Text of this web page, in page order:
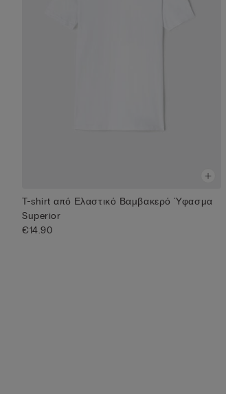
T-shirt από Ελαστικό Βαμβακερό Ύφασμα
Superior
€14.90